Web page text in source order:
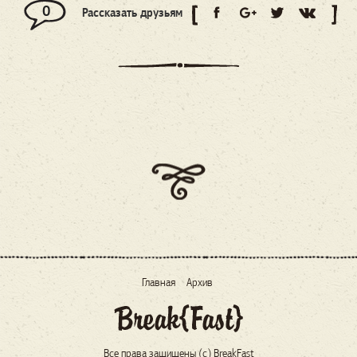
0 Рассказать друзьям
Главная Архив
Все права защищены (c) BreakFast